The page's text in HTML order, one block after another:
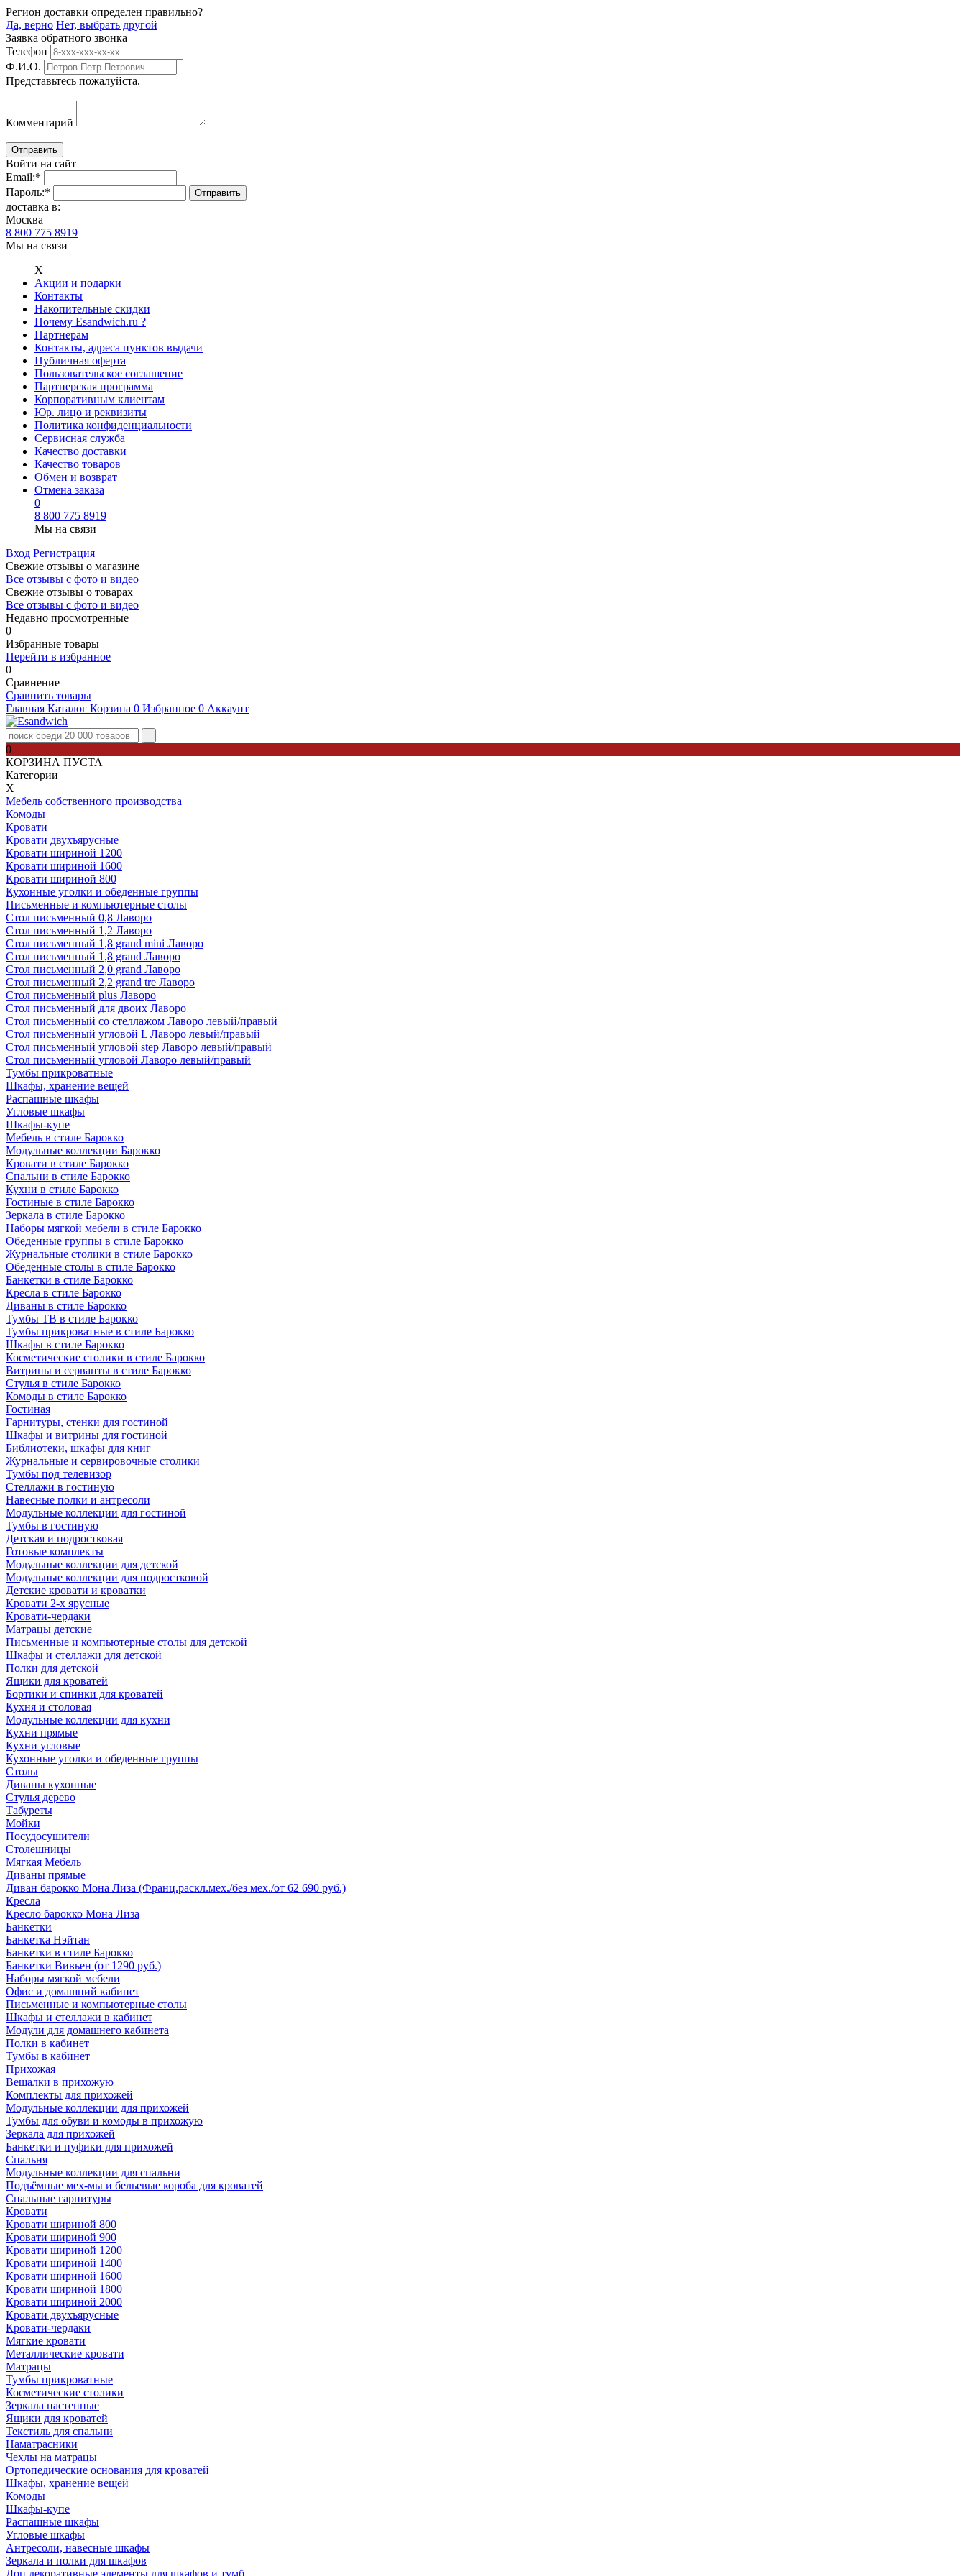
Регион доставки определен правильно?
Да, верно Нет, выбрать другой
Заявка обратного звонка
Телефон
Ф.И.О.
Представьтесь пожалуйста.
Комментарий
Войти на сайт
Email:*
Пароль:*
доставка в:
Москва
8 800 775 8919
Мы на связи
Х
Акции и подарки
Контакты
Накопительные скидки
Почему Esandwich.ru ?
Партнерам
Контакты, адреса пунктов выдачи
Публичная оферта
Пользовательское соглашение
Партнерская программа
Корпоративным клиентам
Юр. лицо и реквизиты
Политика конфиденциальности
Сервисная служба
Качество доставки
Качество товаров
Обмен и возврат
Отмена заказа
0
8 800 775 8919
Мы на связи
Вход Регистрация
Свежие отзывы о магазине
Все отзывы с фото и видео
Свежие отзывы о товарах
Все отзывы c фото и видео
Недавно просмотренные
0
Избранные товары
Перейти в избранное
0
Сравнение
Сравнить товары
Главная Каталог Корзина 0 Избранное 0 Аккаунт
0
КОРЗИНА ПУСТА
Категории
Х
Мебель собственного производства
Комоды
Кровати
Кровати двухъярусные
Кровати шириной 1200
Кровати шириной 1600
Кровати шириной 800
Кухонные уголки и обеденные группы
Письменные и компьютерные столы
Стол письменный 0,8 Лаворо
Стол письменный 1,2 Лаворо
Стол письменный 1,8 grand mini Лаворо
Стол письменный 1,8 grand Лаворо
Стол письменный 2,0 grand Лаворо
Стол письменный 2,2 grand tre Лаворо
Стол письменный plus Лаворо
Стол письменный для двоих Лаворо
Стол письменный со стеллажом Лаворо левый/правый
Стол письменный угловой L Лаворо левый/правый
Стол письменный угловой step Лаворо левый/правый
Стол письменный угловой Лаворо левый/правый
Тумбы прикроватные
Шкафы, хранение вещей
Распашные шкафы
Угловые шкафы
Шкафы-купе
Мебель в стиле Барокко
Модульные коллекции Барокко
Кровати в стиле Барокко
Спальни в стиле Барокко
Кухни в стиле Барокко
Гостиные в стиле Барокко
Зеркала в стиле Барокко
Наборы мягкой мебели в стиле Барокко
Обеденные группы в стиле Барокко
Журнальные столики в стиле Барокко
Обеденные столы в стиле Барокко
Банкетки в стиле Барокко
Кресла в стиле Барокко
Диваны в стиле Барокко
Тумбы ТВ в стиле Барокко
Тумбы прикроватные в стиле Барокко
Шкафы в стиле Барокко
Косметические столики в стиле Барокко
Витрины и серванты в стиле Барокко
Стулья в стиле Барокко
Комоды в стиле Барокко
Гостиная
Гарнитуры, стенки для гостиной
Шкафы и витрины для гостиной
Библиотеки, шкафы для книг
Журнальные и сервировочные столики
Тумбы под телевизор
Стеллажи в гостиную
Навесные полки и антресоли
Модульные коллекции для гостиной
Тумбы в гостиную
Детская и подростковая
Готовые комплекты
Модульные коллекции для детской
Модульные коллекции для подростковой
Детские кровати и кроватки
Кровати 2-х ярусные
Кровати-чердаки
Матрацы детские
Письменные и компьютерные столы для детской
Шкафы и стеллажи для детской
Полки для детской
Ящики для кроватей
Бортики и спинки для кроватей
Кухня и столовая
Модульные коллекции для кухни
Кухни прямые
Кухни угловые
Кухонные уголки и обеденные группы
Столы
Диваны кухонные
Стулья дерево
Табуреты
Мойки
Посудосушители
Столешницы
Мягкая Мебель
Диваны прямые
Диван барокко Мона Лиза (Франц.раскл.мех./без мех./от 62 690 руб.)
Кресла
Кресло барокко Мона Лиза
Банкетки
Банкетка Нэйтан
Банкетки в стиле Барокко
Банкетки Вивьен (от 1290 руб.)
Наборы мягкой мебели
Офис и домашний кабинет
Письменные и компьютерные столы
Шкафы и стеллажи в кабинет
Модули для домашнего кабинета
Полки в кабинет
Тумбы в кабинет
Прихожая
Вешалки в прихожую
Комплекты для прихожей
Модульные коллекции для прихожей
Тумбы для обуви и комоды в прихожую
Зеркала для прихожей
Банкетки и пуфики для прихожей
Спальня
Модульные коллекции для спальни
Подъёмные мех-мы и бельевые короба для кроватей
Спальные гарнитуры
Кровати
Кровати шириной 800
Кровати шириной 900
Кровати шириной 1200
Кровати шириной 1400
Кровати шириной 1600
Кровати шириной 1800
Кровати шириной 2000
Кровати двухъярусные
Кровати-чердаки
Мягкие кровати
Металлические кровати
Матрацы
Тумбы прикроватные
Косметические столики
Зеркала настенные
Ящики для кроватей
Текстиль для спальни
Наматрасники
Чехлы на матрацы
Ортопедические основания для кроватей
Шкафы, хранение вещей
Комоды
Шкафы-купе
Распашные шкафы
Угловые шкафы
Антресоли, навесные шкафы
Зеркала и полки для шкафов
Доп.декоративные элементы для шкафов и тумб